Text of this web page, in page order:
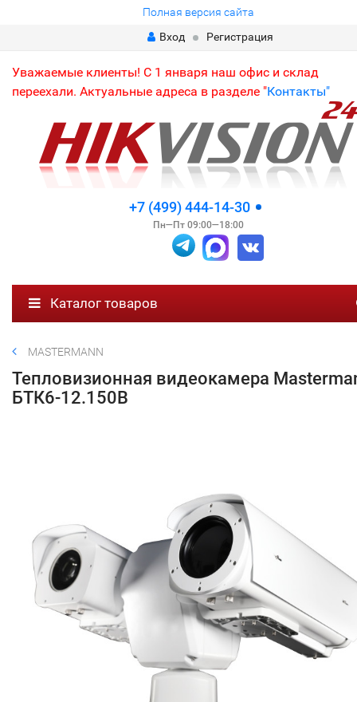
Полная версия сайта
Вход
Регистрация
Уважаемые клиенты! С 1 января наш офис и склад
переехали. Актуальные адреса в разделе "Контакты"
+7 (499) 444-14-30
Пн—Пт 09:00—18:00
Каталог товаров
MASTERMANN
Тепловизионная видеокамера
БТК6-12.150В